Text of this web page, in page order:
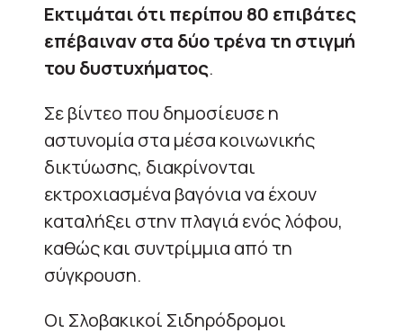
Εκτιμάται ότι περίπου 80 επιβάτες
επέβαιναν στα δύο τρένα τη στιγμή
του δυστυχήματος.
Σε βίντεο που δημοσίευσε η
αστυνομία στα μέσα κοινωνικής
δικτύωσης, διακρίνονται
εκτροχιασμένα βαγόνια να έχουν
καταλήξει στην πλαγιά ενός λόφου,
καθώς και συντρίμμια από τη
σύγκρουση.
Οι Σλοβακικοί Σιδηρόδρομοι